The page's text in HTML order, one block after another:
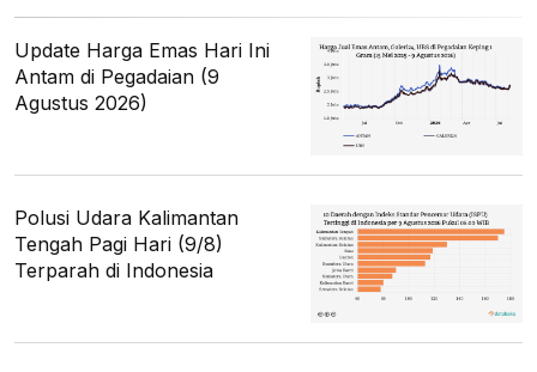
Update Harga Emas Hari Ini
Antam di Pegadaian (9
Agustus 2026)
Polusi Udara Kalimantan
Tengah Pagi Hari (9/8)
Terparah di Indonesia